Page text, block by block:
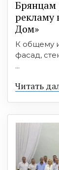
Брянцам
рекламу
Дом»
К общему
фасад,
...
Читать